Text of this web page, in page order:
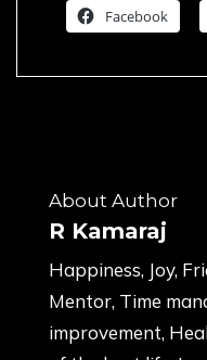
Facebook
About Author
R Kamaraj
Happiness, Joy,
Mentor, Time
improvement,